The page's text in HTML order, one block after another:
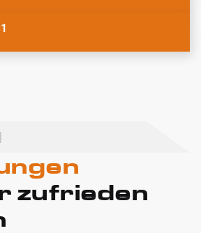
zufrieden